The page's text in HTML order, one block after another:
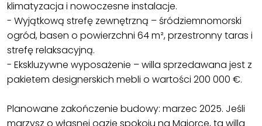
klimatyzacja i nowoczesne instalacje.
- Wyjątkową strefę zewnętrzną – śródziemnomorski
ogród, basen o powierzchni 64 m², przestronny taras i
strefę relaksacyjną.
- Ekskluzywne wyposażenie – willa sprzedawana jest z
pakietem designerskich mebli o wartości 200 000 €.
Planowane zakończenie budowy: marzec 2025. Jeśli